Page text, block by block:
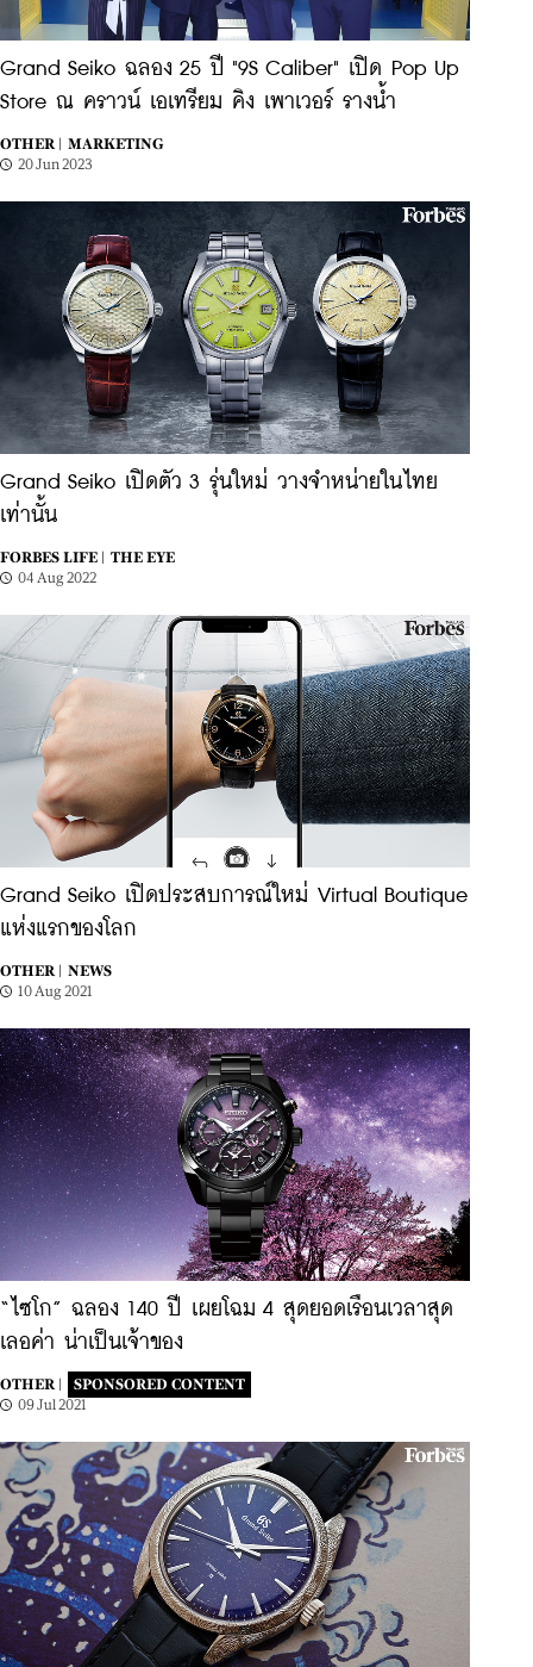
Grand Seiko ฉลอง 25 ปี "9S Caliber" เปิด Pop Up
Store ณ คราวน์ เอเทรียม คิง เพาเวอร์ รางน้ำ
OTHER |
MARKETING
20 Jun 2023
Grand Seiko เปิดตัว 3 รุ่นใหม่ วางจำหน่ายในไทย
เท่านั้น
FORBES LIFE |
THE EYE
04 Aug 2022
Grand Seiko เปิดประสบการณ์ใหม่ Virtual Boutique
แห่งแรกของโลก
OTHER |
NEWS
10 Aug 2021
“ไซโก” ฉลอง 140 ปี เผยโฉม 4 สุดยอดเรือนเวลาสุด
เลอค่า น่าเป็นเจ้าของ
OTHER |
SPONSORED CONTENT
09 Jul 2021